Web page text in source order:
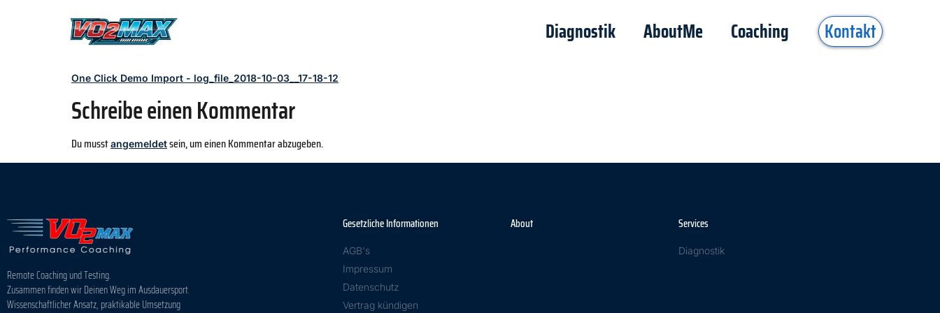
Diagnostik AboutMe Coaching Kontakt
One Click Demo Import - log_file_2018-10-03__17-18-12
Schreibe einen Kommentar
Du musstangemeldetsein, um einen Kommentar abzugeben.
Remote Coaching und Testing.
Zusammen finden wir Deinen Weg im Ausdauersport.
Wissenschaftlicher Ansatz, praktikable Umsetzung
Gesetzliche Informationen
AGB's
Impressum
Datenschutz
Vertrag kündigen
About Services
Diagnostik